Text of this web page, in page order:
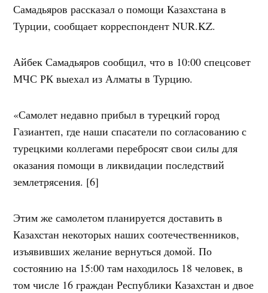
Самадьяров рассказал о помощи Казахстана в
Турции, сообщает корреспондент NUR.KZ.
Айбек Самадьяров сообщил, что в 10:00 спецсовет
МЧС РК выехал из Алматы в Турцию.
«Самолет недавно прибыл в турецкий город
Газиантеп, где наши спасатели по согласованию с
турецкими коллегами перебросят свои силы для
оказания помощи в ликвидации последствий
землетрясения. [6]
Этим же самолетом планируется доставить в
Казахстан некоторых наших соотечественников,
изъявивших желание вернуться домой. По
состоянию на 15:00 там находилось 18 человек, в
том числе 16 граждан Республики Казахстан и двое